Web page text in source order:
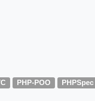
PHP-POO PHPSpec